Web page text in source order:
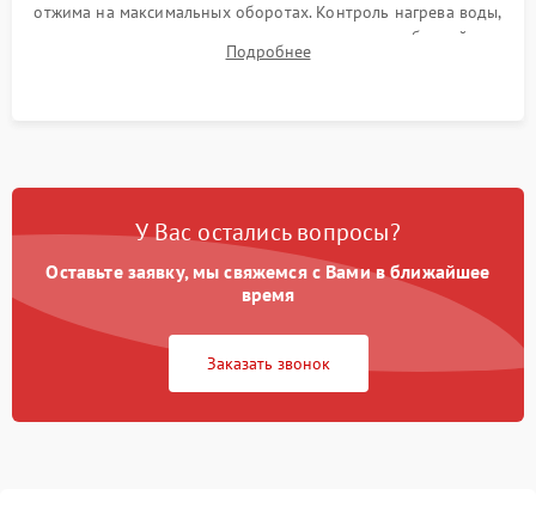
отжима на максимальных оборотах. Контроль нагрева воды,
корректности слива, отсутствия излишних вибраций,
посторонних стуков и протечек под корпусом.
Подробнее
У Вас остались вопросы?
Оставьте заявку, мы свяжемся с Вами в ближайшее
время
Заказать звонок